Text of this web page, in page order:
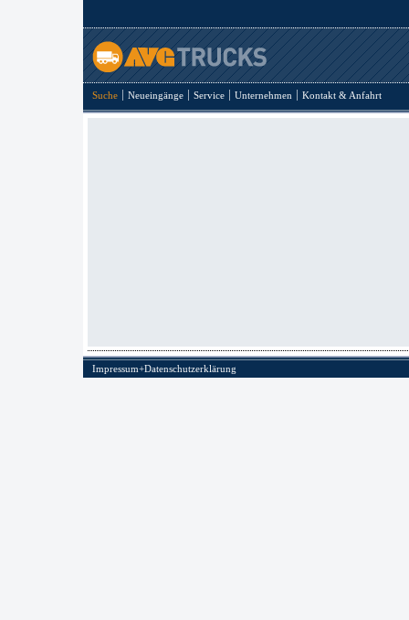
Suche Neueingänge Service Unternehmen Kontakt & Anfahrt
Impressum+Datenschutzerklärung